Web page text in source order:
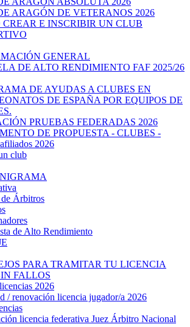
ARAGÓN DE VETERANOS 2026
CREAR E INSCRIBIR UN CLUB
GENERAL
DE ALTO RENDIMIENTO FAF 2025/26
DE AYUDAS A CLUBES EN
DE ESPAÑA POR EQUIPOS DE
PRUEBAS FEDERADAS 2026
DE PROPUESTA - CLUBES -
2026
club
Árbitros
de Alto Rendimiento
PARA TRAMITAR TU LICENCIA
FALLOS
2026
/ renovación licencia jugador/a 2026
licencia federativa Juez Árbitro Nacional